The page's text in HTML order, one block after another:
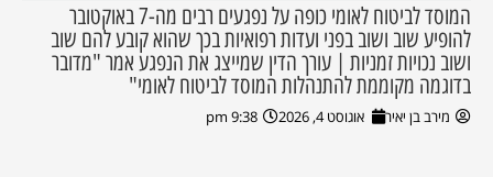
המוסד לביטוח לאומי כופה על נפגעים רבים מה-7 באוקטובר
להופיע שוב ושוב בפני ועדות רפואיות בכך שהוא קובע להם שוב
ושוב נכויות זמניות | עורך הדין שמייצג את הנפגע אמר "מדובר
בדוגמה מקוממת להתנהלות המוסד לביטוח לאומי"
מירב בן יאיר אוגוסט 4, 2026 9:38 pm